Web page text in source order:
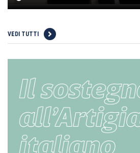
VEDI TUTTI